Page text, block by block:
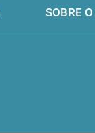
SOBRE O